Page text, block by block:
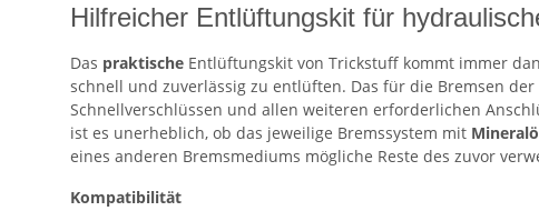
Hilfreicher Entlüftungskit für
Das praktische Entlüftungskit von Trickstuff kommt immer
schnell und zuverlässig zu entlüften. Das für die Bremsen der
Schnellverschlüssen und allen weiteren erforderlichen
ist es unerheblich, ob das jeweilige Bremssystem mit
eines anderen Bremsmediums mögliche Reste des zuvor
Kompatibilität